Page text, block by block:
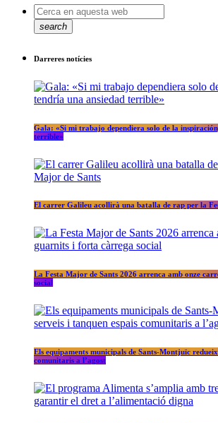
search
Darreres notícies
Gala: «Si mi trabajo dependiera solo de la
terrible»
El carrer Galileu acollirà una batalla de rap per la
La Festa Major de Sants 2026 arrenca amb onze
social
Els equipaments municipals de Sants-Montjuïc
comunitaris a l’agost